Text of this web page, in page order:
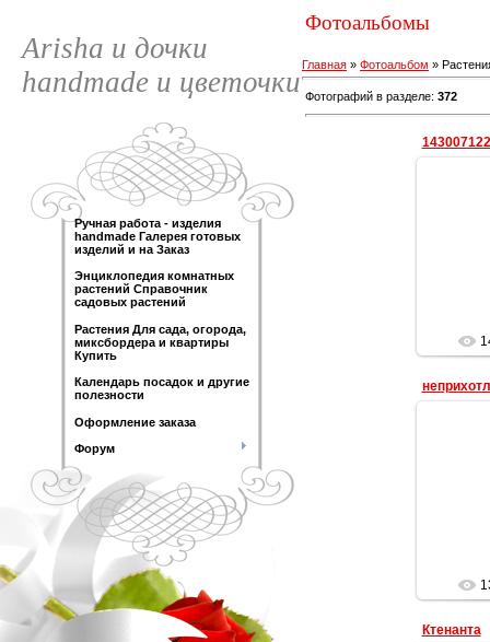
Arisha и дочки
handmade и цветочки
Ручная работа - изделия
handmade Галерея готовых
изделий и на Заказ
Энциклопедия комнатных
растений Справочник
садовых растений
Растения Для сада, огорода,
миксбордера и квартиры
Купить
Календарь посадок и другие
полезности
Оформление заказа
Форум
Фотоальбомы
Главная » Фотоальбом »
Фотографий в разделе: 372
Ктенанта